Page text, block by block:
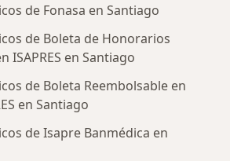
de Fonasa en Santiago
de Boleta de Honorarios
ISAPRES en Santiago
de Boleta Reembolsable en
en Santiago
de Isapre Banmédica en